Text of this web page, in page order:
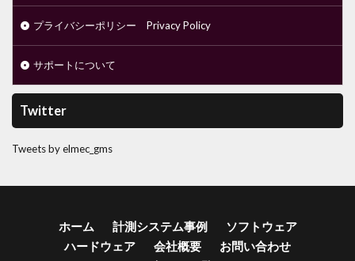
プライバシーポリシー Privacy Policy
サポートについて
Twitter
Tweets by elmec_gms
ホーム 計測システム事例
ソフトウェア
ハードウェア
会社概要
お問い合わせ